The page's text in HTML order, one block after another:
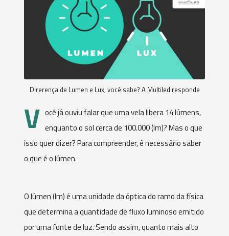
Direrença de Lumen e Lux, você sabe? A Multiled responde
V ocê já ouviu falar que uma vela libera 14 lúmens,
enquanto o sol cerca de 100.000 (lm)? Mas o que
isso quer dizer? Para compreender, é necessário saber
o que é o lúmen.
O lúmen (lm) é uma unidade da óptica do ramo da física
que determina a quantidade de fluxo luminoso emitido
por uma fonte de luz. Sendo assim, quanto mais alto